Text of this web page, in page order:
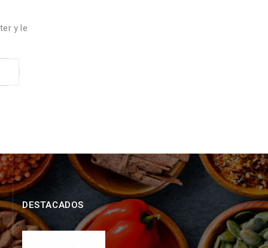
y le
DESTACADOS